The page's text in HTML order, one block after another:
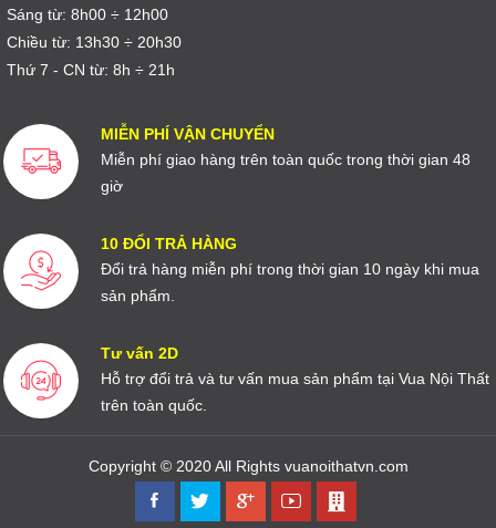
Sáng từ: 8h00 ÷ 12h00
Chiều từ: 13h30 ÷ 20h30
Thứ 7 - CN từ: 8h ÷ 21h
MIỄN PHÍ VẬN CHUYỂN
Miễn phí giao hàng trên toàn quốc trong thời gian 48
giờ
10 ĐỔI TRẢ HÀNG
Đổi trả hàng miễn phí trong thời gian 10 ngày khi mua
sản phẩm.
Tư vấn 2D
Hỗ trợ đổi trả và tư vấn mua sản phẩm tại Vua Nội Thất
trên toàn quốc.
Copyright © 2020 All Rights vuanoithatvn.com